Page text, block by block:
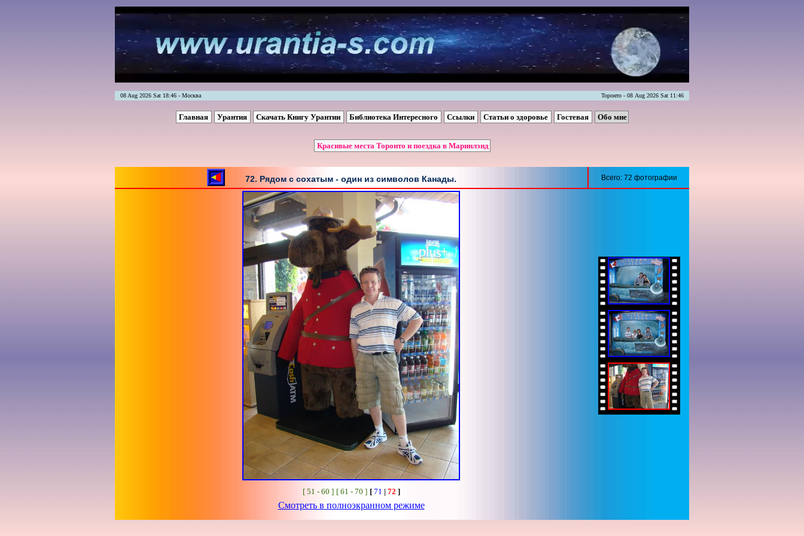
08 Aug 2026 Sat 18:46 - Москва Торонто - 08 Aug 2026 Sat 11:46
Главная Урантия Скачать Книгу Урантии Библиотека Интересного Ссылки Статьи о здоровье Гостевая Обо мне
Красивые места Торонто и поездка в Маринлэнд
72. Рядом с сохатым - один из символов Канады.
[ 51 - 60 ] [ 61 - 70 ] [71 | 72 ]
Смотреть в полноэкранном режиме
Всего: 72 фотографии